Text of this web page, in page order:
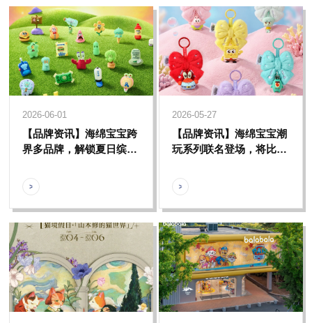
2026-06-01
【品牌资讯】海绵宝宝跨
界多品牌，解锁夏日缤纷
2026-05-27
【品牌资讯】海绵宝宝潮
玩系列联名登场，将比奇